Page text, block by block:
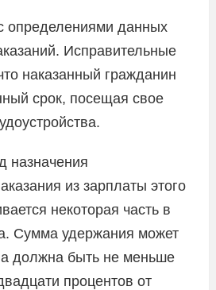
определениями данных
Исправительные
наказанный гражданин
срок, посещая свое
назначения
из зарплаты этого
некоторая часть в
Сумма удержания может
должна быть не меньше
процентов от